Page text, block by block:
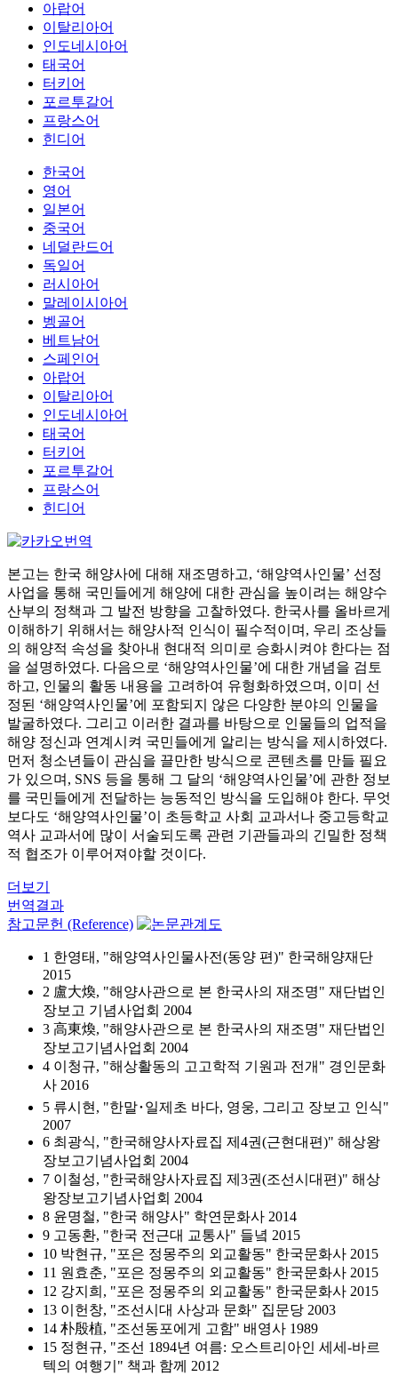
아랍어
이탈리아어
인도네시아어
태국어
터키어
포르투갈어
프랑스어
힌디어
한국어
영어
일본어
중국어
네덜란드어
독일어
러시아어
말레이시아어
벵골어
베트남어
스페인어
아랍어
이탈리아어
인도네시아어
태국어
터키어
포르투갈어
프랑스어
힌디어
본고는 한국 해양사에 대해 재조명하고, ‘해양역사인물’ 선정
사업을 통해 국민들에게 해양에 대한 관심을 높이려는 해양수
산부의 정책과 그 발전 방향을 고찰하였다. 한국사를 올바르게
이해하기 위해서는 해양사적 인식이 필수적이며, 우리 조상들
의 해양적 속성을 찾아내 현대적 의미로 승화시켜야 한다는 점
을 설명하였다. 다음으로 ‘해양역사인물’에 대한 개념을 검토
하고, 인물의 활동 내용을 고려하여 유형화하였으며, 이미 선
정된 ‘해양역사인물’에 포함되지 않은 다양한 분야의 인물을
발굴하였다. 그리고 이러한 결과를 바탕으로 인물들의 업적을
해양 정신과 연계시켜 국민들에게 알리는 방식을 제시하였다.
먼저 청소년들이 관심을 끌만한 방식으로 콘텐츠를 만들 필요
가 있으며, SNS 등을 통해 그 달의 ‘해양역사인물’에 관한 정보
를 국민들에게 전달하는 능동적인 방식을 도입해야 한다. 무엇
보다도 ‘해양역사인물’이 초등학교 사회 교과서나 중고등학교
역사 교과서에 많이 서술되도록 관련 기관들과의 긴밀한 정책
적 협조가 이루어져야할 것이다.
더보기
번역결과
참고문헌 (Reference)
1 한영태, "해양역사인물사전(동양 편)" 한국해양재단
2015
2 盧大煥, "해양사관으로 본 한국사의 재조명" 재단법인
장보고 기념사업회 2004
3 高東煥, "해양사관으로 본 한국사의 재조명" 재단법인
장보고기념사업회 2004
4 이청규, "해상활동의 고고학적 기원과 전개" 경인문화
사 2016
5 류시현, "한말･일제초 바다, 영웅, 그리고 장보고 인식"
2007
6 최광식, "한국해양사자료집 제4권(근현대편)" 해상왕
장보고기념사업회 2004
7 이철성, "한국해양사자료집 제3권(조선시대편)" 해상
왕장보고기념사업회 2004
8 윤명철, "한국 해양사" 학연문화사 2014
9 고동환, "한국 전근대 교통사" 들녘 2015
10 박현규, "포은 정몽주의 외교활동" 한국문화사 2015
11 원효춘, "포은 정몽주의 외교활동" 한국문화사 2015
12 강지희, "포은 정몽주의 외교활동" 한국문화사 2015
13 이헌창, "조선시대 사상과 문화" 집문당 2003
14 朴殷植, "조선동포에게 고함" 배영사 1989
15 정현규, "조선 1894년 여름: 오스트리아인 세세-바르
텍의 여행기" 책과 함께 2012